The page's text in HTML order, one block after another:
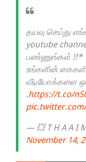
தயவு செய்து
youtube
பண்ணுங்கள் !!*
உங்களின்
வீடியோக்களை
.https://t.co/
pic.twitter.com/
— 💥 T H A A I
November 14,